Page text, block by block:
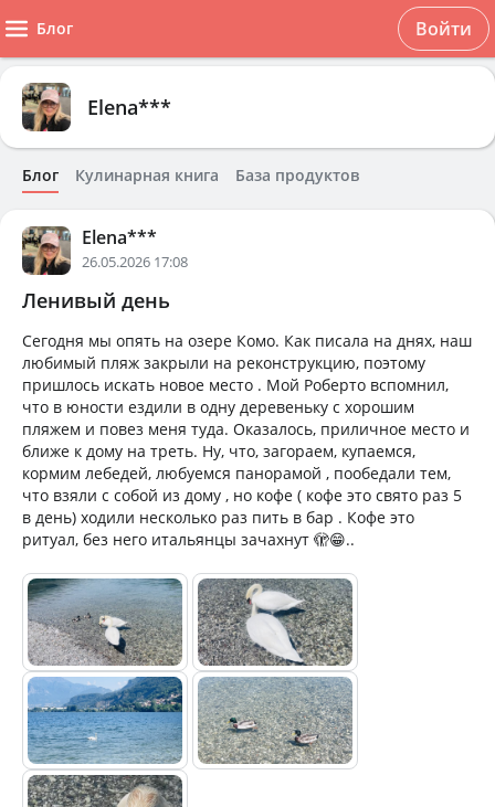
Блог Войти
Elena***
Блог Кулинарная книга База продуктов
Elena***
26.05.2026 17:08
Ленивый день
Сегодня мы опять на озере Комо. Как писала на днях, наш
любимый пляж закрыли на реконструкцию, поэтому
пришлось искать новое место . Мой Роберто вспомнил,
что в юности ездили в одну деревеньку с хорошим
пляжем и повез меня туда. Оказалось, приличное место и
ближе к дому на треть. Ну, что, загораем, купаемся,
кормим лебедей, любуемся панорамой , пообедали тем,
что взяли с собой из дому , но кофе ( кофе это свято раз 5
в день) ходили несколько раз пить в бар . Кофе это
ритуал, без него итальянцы зачахнут 🫣😁..